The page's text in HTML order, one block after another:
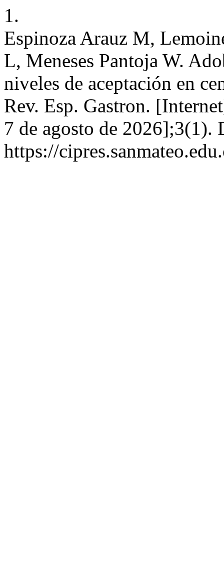
1.
Espinoza Arauz M,
L, Meneses Pantoja W.
niveles de aceptación en
Rev. Esp. Gastron.
7 de agosto de 2026];3(1).
https://